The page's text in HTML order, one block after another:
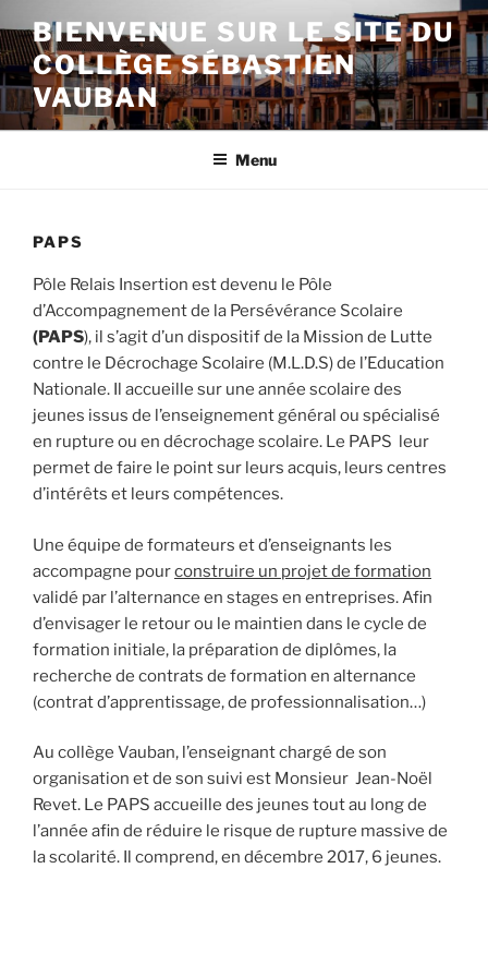
au
contenu
principal
BIENVENUE SUR LE SITE DU
COLLÈGE SÉBASTIEN
VAUBAN
Menu
PAPS
Pôle Relais Insertion est devenu le Pôle
d’Accompagnement de la Persévérance Scolaire
(PAPS), il s’agit d’un dispositif de la Mission de Lutte
contre le Décrochage Scolaire (M.L.D.S) de l’Education
Nationale. Il accueille sur une année scolaire des
jeunes issus de l’enseignement général ou spécialisé
en rupture ou en décrochage scolaire. Le PAPS leur
permet de faire le point sur leurs acquis, leurs centres
d’intérêts et leurs compétences.
Une équipe de formateurs et d’enseignants les
accompagne pourconstruire un projet de formation
validé par l’alternance en stages en entreprises. Afin
d’envisager le retour ou le maintien dans le cycle de
formation initiale, la préparation de diplômes, la
recherche de contrats de formation en alternance
(contrat d’apprentissage, de professionnalisation…)
Au collège Vauban, l’enseignant chargé de son
organisation et de son suivi est Monsieur Jean-Noël
Revet. Le PAPS accueille des jeunes tout au long de
l’année afin de réduire le risque de rupture massive de
la scolarité. Il comprend, en décembre 2017, 6 jeunes.